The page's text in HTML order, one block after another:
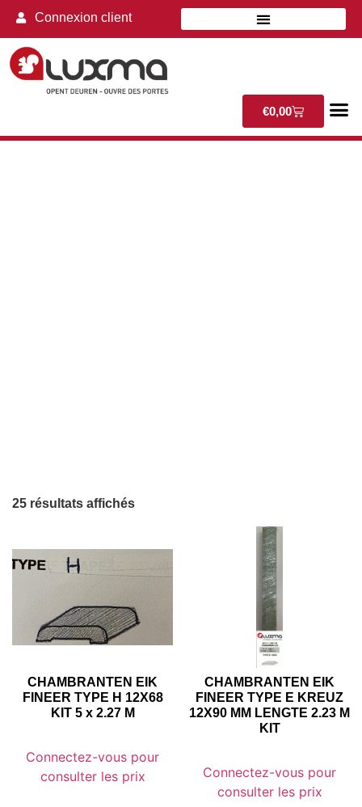
Connexion client
€0,00
25 résultats affichés
CHAMBRANTEN EIK
FINEER TYPE H 12X68
KIT 5 x 2.27 M
Connectez-vous pour
consulter les prix
CHAMBRANTEN EIK
FINEER TYPE E KREUZ
12X90 MM LENGTE 2.23 M
KIT
Connectez-vous pour
consulter les prix